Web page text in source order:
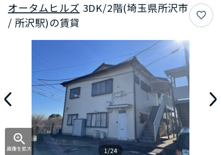
オータムヒルズ 3DK/2階(埼玉県所沢市
/ 所沢駅)の賃貸
画像を拡大 1/24